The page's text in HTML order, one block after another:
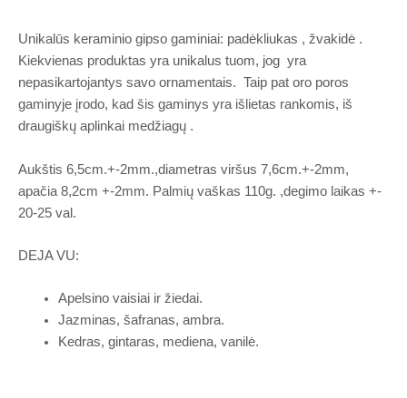
Unikalūs keraminio gipso gaminiai: padėkliukas , žvakidė .
Kiekvienas produktas yra unikalus tuom, jog yra
nepasikartojantys savo ornamentais. Taip pat oro poros
gaminyje įrodo, kad šis gaminys yra išlietas rankomis, iš
draugiškų aplinkai medžiagų .
Aukštis 6,5cm.+-2mm.,diametras viršus 7,6cm.+-2mm,
apačia 8,2cm +-2mm. Palmių vaškas 110g. ,degimo laikas +-
20-25 val.
DEJA VU:
Apelsino vaisiai ir žiedai.
Jazminas, šafranas, ambra.
Kedras, gintaras, mediena, vanilė.